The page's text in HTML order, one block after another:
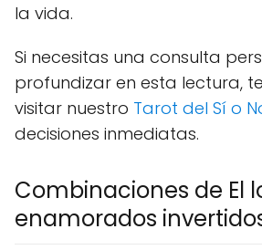
la vida.
Si necesitas una consulta
profundizar en esta lectura,
visitar nuestro Tarot del Sí o
decisiones inmediatas.
Combinaciones de El
enamorados